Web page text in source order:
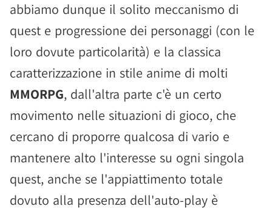
abbiamo dunque il solito meccanismo di
quest e progressione dei personaggi (con le
loro dovute particolarità) e la classica
caratterizzazione in stile anime di molti
MMORPG, dall'altra parte c'è un certo
movimento nelle situazioni di gioco, che
cercano di proporre qualcosa di vario e
mantenere alto l'interesse su ogni singola
quest, anche se l'appiattimento totale
dovuto alla presenza dell'auto-play è